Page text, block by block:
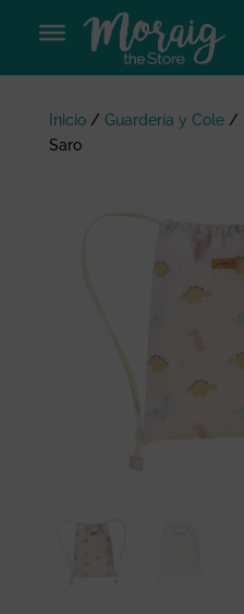
Inicio/ Guardería y Cole/
Saro